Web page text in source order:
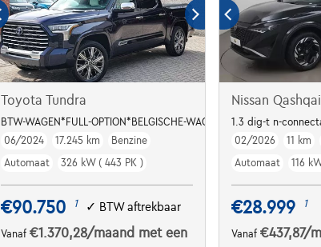
Toyota Tundra
BTW-WAGEN*FULL-OPTION*BELGISCHE-WAGEN*PANORAMI-DAK
06/2024
17.245 km
Benzine
Automaat
326 kW ( 443 PK )
€90.750 1 ✓ BTW aftrekbaar
Vanaf€1.370,28/maand met een
Nissan Qashqai
1.3 dig-t n-
02/2026
11 km
Automaat
116
€28.999 1
Vanaf €437,87/